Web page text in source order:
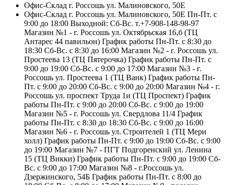
Офис-Склад г. Россошь ул. Малиновского, 50Е
Офис-Склад г. Россошь ул. Малиновского, 50Е Пн-Пт. с
9:00 до 18:00 Выходной: Сб-Вс. т.+7-908-148-98-97
Магазин №1 - г. Россошь ул. Октябрьская 16,б (ТЦ
Антарес 44 павильон) График работы Пн-Пт. с 8:30 до
18:30 Сб-Вс. с 8:30 до 16:00 Магазин №2 - г. Россошь ул.
Простеева 13 (ТЦ Пятерочка) График работы Пн-Пт. с
9:00 до 19:00 Сб-Вс. с 9:00 до 17:00 Магазин №3 - г.
Россошь ул. Простеева 1 (ТЦ Ванк) График работы Пн-
Пт. с 9:00 до 20:00 Сб-Вс. с 9:00 до 20:00 Магазин №4 - г.
Россошь ул. проспект Труда 1и (ТЦ Проспект) График
работы Пн-Пт. с 9:00 до 20:00 Сб-Вс. с 9:00 до 19:00
Магазин №5 - г. Россошь ул. Свердлова 11/4 График
работы Пн-Пт. с 8:30 до 18:30 Сб-Вс. с 9:00 до 16:00
Магазин №6 - г. Россошь ул. Строителей 1 (ТЦ Мери
холл) График работы Пн-Пт. с 9:00 до 19:00 Сб-Вс. с 9:00
до 19:00 Магазин №7 - ПГТ Подгоренский ул. Ленина
15 (ТЦ Викки) График работы Пн-Пт. с 9:00 до 19:00 Сб-
Вс. с 9:00 до 17:00 Магазин №8 - г.Россошь ул.
Дзержинского, 54Б График работы Пн-Пт. с 8:00 до